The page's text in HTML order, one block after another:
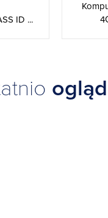
ID ...